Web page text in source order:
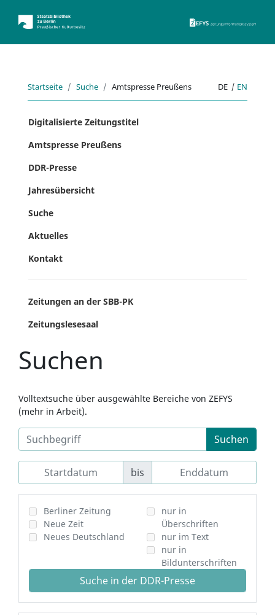
Startseite Suche Amtspresse Preußens DE | EN
Digitalisierte Zeitungstitel
Amtspresse Preußens
DDR-Presse
Jahresübersicht
Suche
Aktuelles
Kontakt
Zeitungen an der SBB-PK
Zeitungslesesaal
Suchen
Volltextsuche über ausgewählte Bereiche von ZEFYS
(mehr in Arbeit).
Suchen
bis
Berliner Zeitung
Neue Zeit
Neues Deutschland
nur in
Überschriften
nur im Text
nur in
Bildunterschriften
Suche in der DDR-Presse